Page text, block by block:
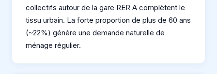
collectifs autour de la gare RER A complètent le
tissu urbain. La forte proportion de plus de 60 ans
(~22%) génère une demande naturelle de
ménage régulier.